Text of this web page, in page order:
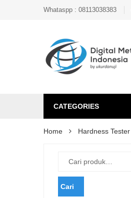
Whataspp : 08113038383
CATEGORIES
Home Hardness Tester
Cari